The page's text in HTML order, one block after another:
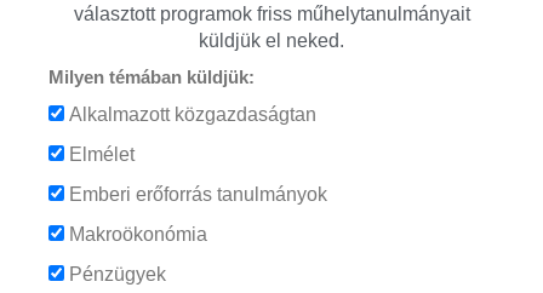
választott programok friss műhelytanulmányait
küldjük el neked.
Milyen témában küldjük:
Alkalmazott közgazdaságtan
Elmélet
Emberi erőforrás tanulmányok
Makroökonómia
Pénzügyek